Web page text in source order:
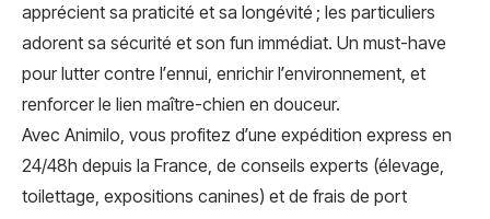
apprécient sa praticité et sa longévité ; les particuliers
adorent sa sécurité et son fun immédiat. Un must-have
pour lutter contre l’ennui, enrichir l’environnement, et
renforcer le lien maître-chien en douceur.
Avec Animilo, vous profitez d’une expédition express en
24/48h depuis la France, de conseils experts (élevage,
toilettage, expositions canines) et de frais de port